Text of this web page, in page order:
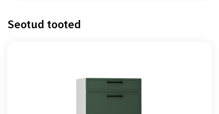
Seotud tooted